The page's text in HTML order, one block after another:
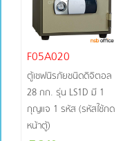
F05A020
ตู้เซฟนิรภัยชนิดดิจิตอล
28 กก. รุ่น LS1D มี 1
กุญแจ 1 รหัส (รหัสใช้กด
หน้าตู้)